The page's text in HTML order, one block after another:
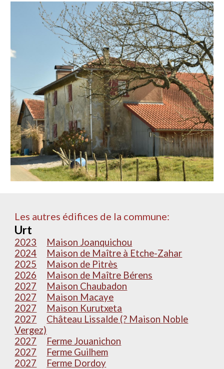
Les autres édifices de la commune:
Urt
2023
Maison Joanquichou
2024
Maison de Maître à Etche-Zahar
2025
Maison de Pitrès
2026
Maison de Maître Bérens
2027
Maison Chaubadon
2027
Maison Macaye
2027
Maison Kurutxeta
2027
Château Lissalde (? Maison Noble
Vergez)
2027
Ferme Jouanichon
2027
Ferme Guilhem
2027
Ferme Dordoy